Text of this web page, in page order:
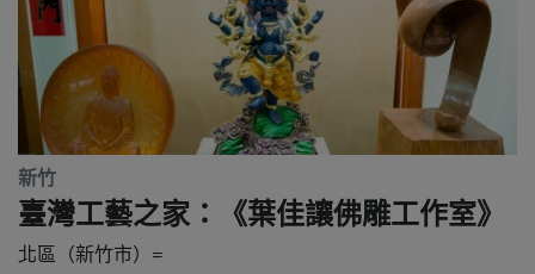
新竹
臺灣工藝之家：《葉佳讓佛雕工作室》
北區（新竹市）=